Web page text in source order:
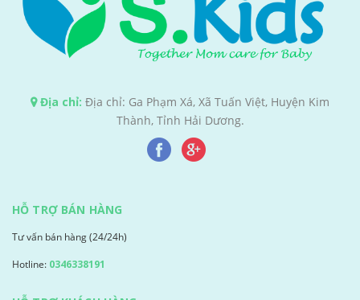
Địa chỉ: Địa chỉ: Ga Phạm Xá, Xã Tuấn Việt, Huyện Kim
Thành, Tỉnh Hải Dương.
HỖ TRỢ BÁN HÀNG
Tư vấn bán hàng (24/24h)
Hotline: 0346338191